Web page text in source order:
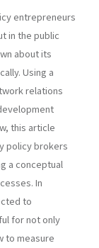
entrepreneurs
in the public
about its
Using a
relations
this article
policy brokers
a conceptual
In
to
for not only
to measure